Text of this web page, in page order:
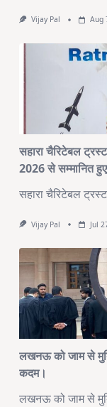
Vijay Pal Aug
सहारा चैरिटेबल
2026 से सम्मानित
सहारा चैरिटेबल
Vijay Pal Jul
लखनऊ को जाम से
कदम।
लखनऊ को जाम से